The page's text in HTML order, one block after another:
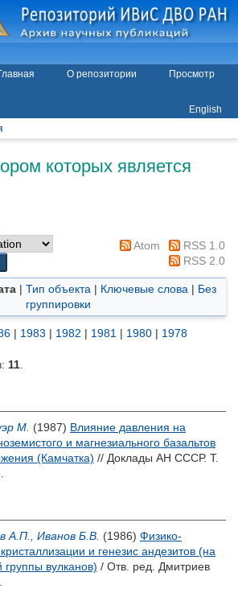
О репозитории
Просмотр
English
которых является
Atom
RSS 1.0
RSS 2.0
| Тип объекта | Ключевые слова | Без
группировки
| 1983 | 1982 | 1981 | 1980 | 1978
11
М. (1987) Влияние давления на
и магнезиального базальтов
(Камчатка) // Доклады АН СССР. Т.
А.П. Иванов Б.В. (1986) Физико-
и генезис андезитов (на
вулканов) / Отв. ред. Дмитриев